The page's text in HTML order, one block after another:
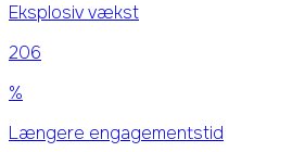
Eksplosiv vækst
206
%
Længere engagementstid